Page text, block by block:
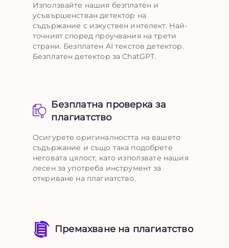
Използвайте нашия безплатен и
усъвършенстван детектор на
съдържание с изкуствен интелект. Най-
точният според проучвания на трети
страни. Безплатен AI текстов детектор.
Безплатен детектор за ChatGPT.
Безплатна проверка за
плагиатство
Осигурете оригиналността на вашето
съдържание и също така подобрете
неговата цялост, като използвате нашия
лесен за употреба инструмент за
откриване на плагиатство.
Премахване на плагиатство